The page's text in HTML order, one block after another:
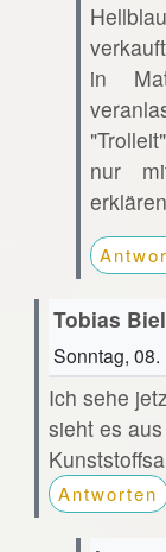
in
nur
Tobias
Sonntag,
Ich sehe
sieht es
Antworten